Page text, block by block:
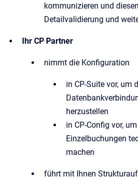
kommunizieren und
Detailvalidierung und
Ihr CP Partner
nimmt die Konfiguration
in CP-Suite vor, um
herzustellen
in CP-Config vor,
Einzelbuchungen
machen
führt mit Ihnen